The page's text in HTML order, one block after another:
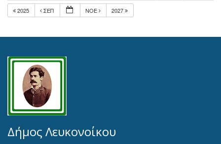
2025 ΣΕΠ ΝΟΈ 2027
Δήμος Λευκονοίκου